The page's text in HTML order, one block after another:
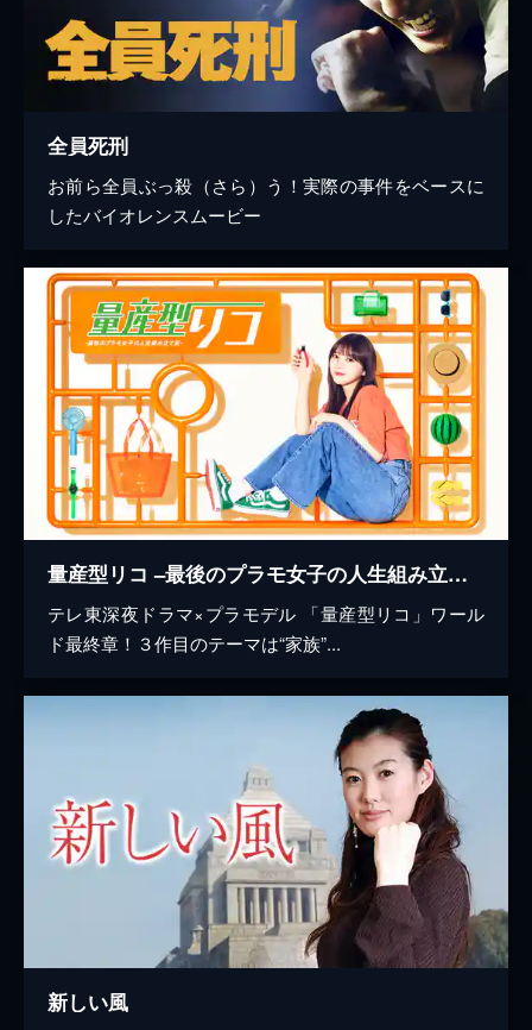
全員死刑
お前ら全員ぶっ殺（さら）う！実際の事件をベースに
したバイオレンスムービー
量産型リコ –最後のプラモ女子の人生組み立て記-
テレ東深夜ドラマ×プラモデル 「量産型リコ」ワール
ド最終章！３作目のテーマは“家族”...
新しい風